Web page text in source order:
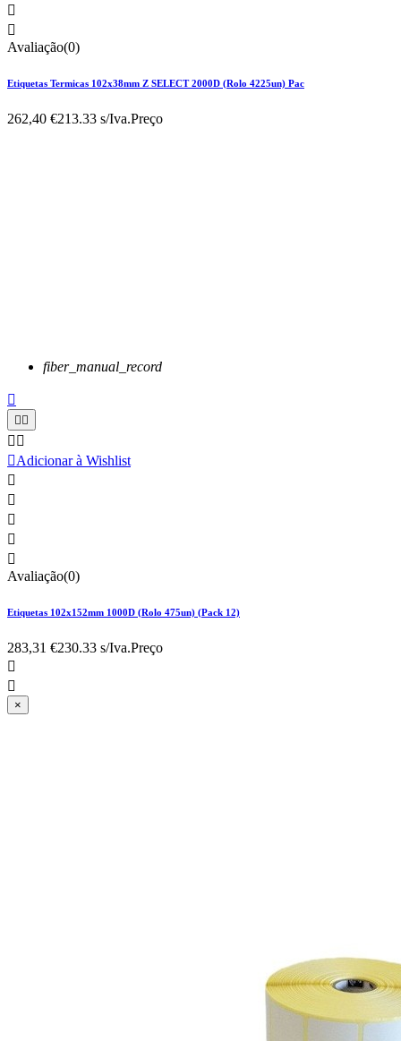


Avaliação(0)
Etiquetas Termicas 102x38mm Z SELECT 2000D (Rolo 4225un) Pac
262,40 €213.33 s/Iva.Preço
fiber_manual_record

 
 
Adicionar à Wishlist





Avaliação(0)
Etiquetas 102x152mm 1000D (Rolo 475un) (Pack 12)
283,31 €230.33 s/Iva.Preço


×